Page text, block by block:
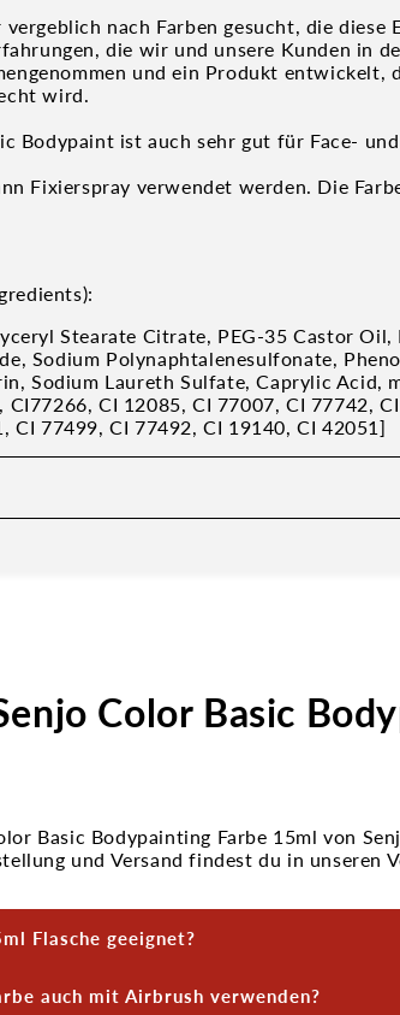
vergeblich nach Farben gesucht, die diese
die wir und unsere Kunden in
und ein Produkt entwickelt,
wird.
Bodypaint ist auch sehr gut für Face-
Fixierspray verwendet werden. Die
Stearate Citrate, PEG-35 Castor Oil,
Sodium Polynaphtalenesulfonate,
Sodium Laureth Sulfate, Caprylic Acid,
CI77266, CI 12085, CI 77007, CI 77742,
CI 77499, CI 77492, CI 19140, CI 42051]
Color Basic
Basic Bodypainting Farbe 15ml von
und Versand findest du in unseren
Flasche geeignet?
Perfekt für Facepainting, feine Details
auch mit Airbrush verwenden?